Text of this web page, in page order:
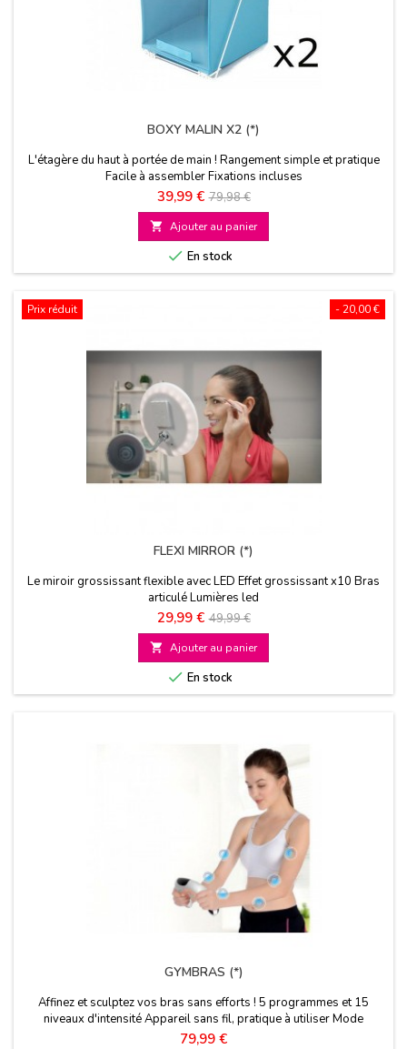
BOXY MALIN X2 (*)
L'étagère du haut à portée de main ! Rangement simple et pratique
Facile à assembler Fixations incluses
Prix
39,99 € Prix
de
base
79,98 €
 Ajouter au panier
 En stock
- 20,00 €
Prix réduit
FLEXI MIRROR (*)
Le miroir grossissant flexible avec LED Effet grossissant x10 Bras
articulé Lumières led
Prix
29,99 € Prix
de
base
49,99 €
 Ajouter au panier
 En stock
GYMBRAS (*)
Affinez et sculptez vos bras sans efforts ! 5 programmes et 15
niveaux d'intensité Appareil sans fil, pratique à utiliser Mode
massage
Prix
79,99 €